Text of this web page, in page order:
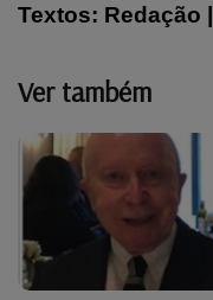
Textos: Redação
Ver também